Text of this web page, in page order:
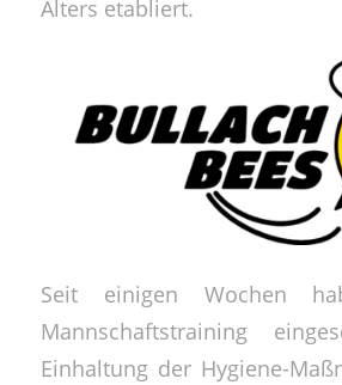
Alters etabliert.
Seit einigen Wochen
Mannschaftstraining
Einhaltung der Hygiene-